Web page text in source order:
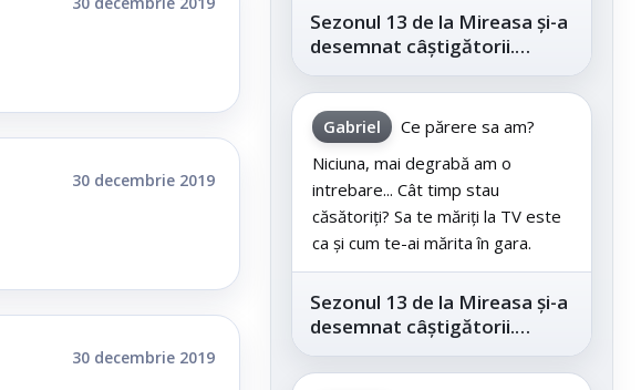
30 decembrie 2019
30 decembrie 2019
Sezonul 13 de la Mireasa și-a
desemnat câștigătorii.
Telespectatorii au decis care
este...
Gabriel
Ce părere sa am?
Niciuna, mai degrabă am o
intrebare... Cât timp stau
căsătoriți? Sa te măriți la TV este
ca și cum te-ai mărita în gara.
Sezonul 13 de la Mireasa și-a
desemnat câștigătorii.
Telespectatorii au decis care
este...